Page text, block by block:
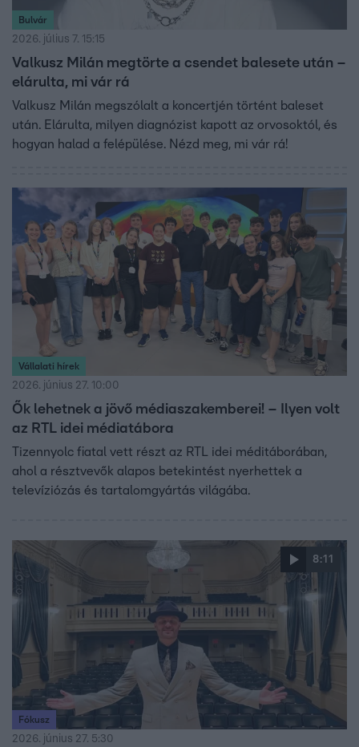
Bulvár
2026. július 7. 15:15
Valkusz Milán megtörte a csendet balesete után –
elárulta, mi vár rá
Valkusz Milán megszólalt a koncertjén történt baleset
után. Elárulta, milyen diagnózist kapott az orvosoktól, és
hogyan halad a felépülése. Nézd meg, mi vár rá!
Vállalati hírek
2026. június 27. 10:00
Ők lehetnek a jövő médiaszakemberei! – Ilyen volt
az RTL idei médiatábora
Tizennyolc fiatal vett részt az RTL idei méditáborában,
ahol a résztvevők alapos betekintést nyerhettek a
televíziózás és tartalomgyártás világába.
8:11
Fókusz
2026. június 27. 5:30